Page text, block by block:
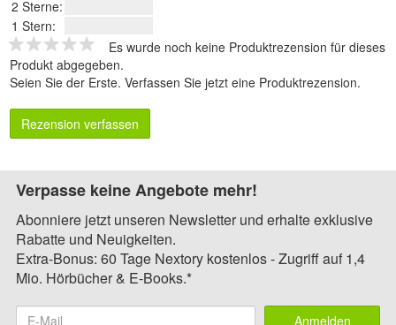
2 Sterne:
1 Stern:
Es wurde noch keine Produktrezension für dieses
Produkt abgegeben.
Seien Sie der Erste. Verfassen Sie jetzt eine Produktrezension.
Rezension verfassen
Verpasse keine Angebote mehr!
Abonniere jetzt unseren Newsletter und erhalte exklusive
Rabatte und Neuigkeiten.
Extra-Bonus: 60 Tage Nextory kostenlos - Zugriff auf 1,4
Mio. Hörbücher & E-Books.*
Anmelden